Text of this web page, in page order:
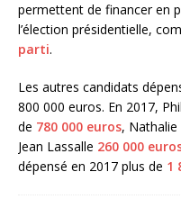
permettent de financer en
l’élection présidentielle,
parti.
Les autres candidats
800 000 euros. En 2017,
de 780 000 euros,
Jean Lassalle 260 000
dépensé en 2017 plus de 1